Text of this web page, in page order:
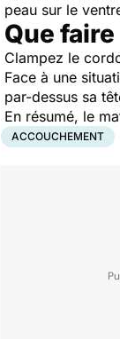
peau sur le
Que
Clampez le
Face à une
par-dessus sa
En résumé, le
ACCOUCHEMENT